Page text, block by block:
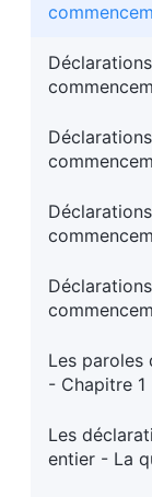
Les paroles
- Chapitre 1
Les
entier - La